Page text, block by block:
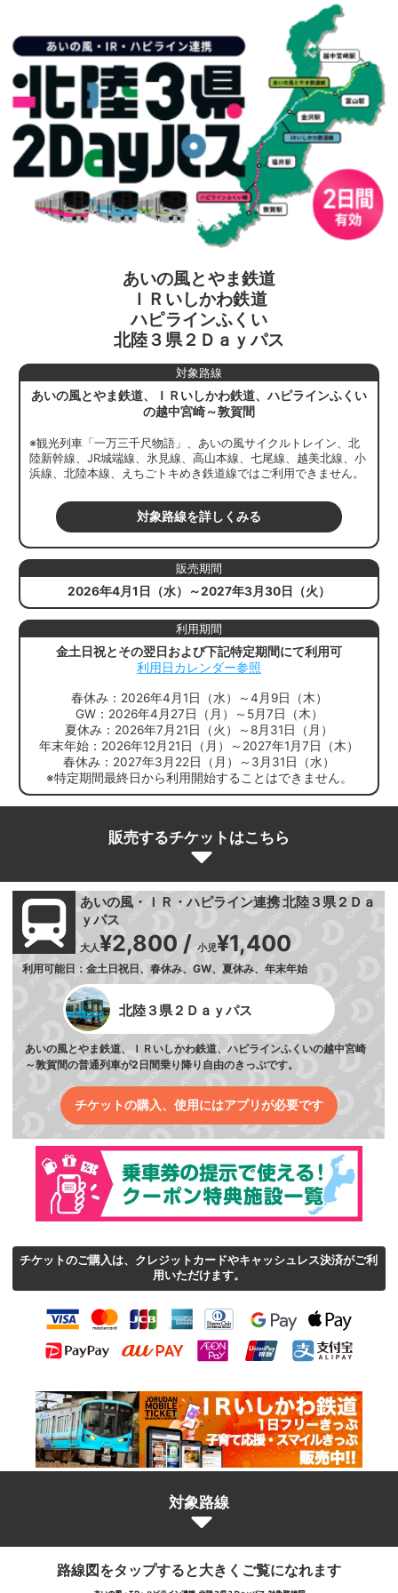
あいの風とやま鉄道
ＩＲいしかわ鉄道
ハピラインふくい
北陸３県２Ｄａｙパス
対象路線
あいの風とやま鉄道、ＩＲいしかわ鉄道、ハピラインふくい
の越中宮崎～敦賀間
※観光列車「一万三千尺物語」、あいの風サイクルトレイン、北
陸新幹線、JR城端線、氷見線、高山本線、七尾線、越美北線、小
浜線、北陸本線、えちごトキめき鉄道線ではご利用できません。
対象路線を詳しくみる
販売期間
2026年4月1日（水）～2027年3月30日（火）
利用期間
金土日祝とその翌日および下記特定期間にて利用可
利用日カレンダー参照
春休み：2026年4月1日（水）～4月9日（木）
GW：2026年4月27日（月）～5月7日（木）
夏休み：2026年7月21日（火）～8月31日（月）
年末年始：2026年12月21日（月）～2027年1月7日（木）
春休み：2027年3月22日（月）～3月31日（水）
※特定期間最終日から利用開始することはできません。
販売するチケットはこちら
あいの風・ＩＲ・ハピライン連携 北陸３県２Ｄａ
ｙパス
大人¥2,800 /小児¥1,400
利用可能日：金土日祝日、春休み、GW、夏休み、年末年始
北陸３県２Ｄａｙパス
あいの風とやま鉄道、ＩＲいしかわ鉄道、ハピラインふくいの越中宮崎
～敦賀間の普通列車が2日間乗り降り自由のきっぷです。
チケットの購入、使用にはアプリが必要です
チケットのご購入は、クレジットカードやキャッシュレス決済がご利
用いただけます。
対象路線
路線図をタップすると大きくご覧になれます